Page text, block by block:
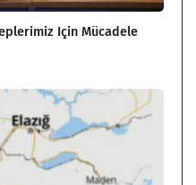
Için Mücadele